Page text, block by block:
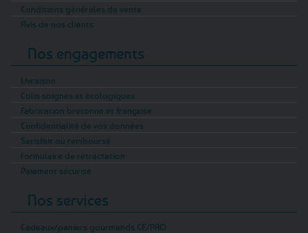
Conditions générales de vente
Avis de nos clients
Nos engagements
Livraison
Colis soignés et écologiques
Fabrication bretonne et française
Confidentialité de vos données
Satisfait ou remboursé
Formulaire de rétractation
Paiement sécurisé
Nos services
Cadeaux/paniers gourmands CE/PRO